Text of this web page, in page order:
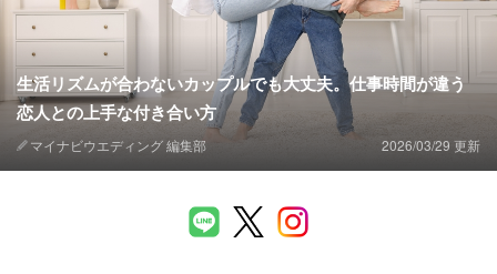
生活リズムが合わないカップルでも大丈夫。仕事時間が違う
恋人との上手な付き合い方
マイナビウエディング 編集部 2026/03/29 更新